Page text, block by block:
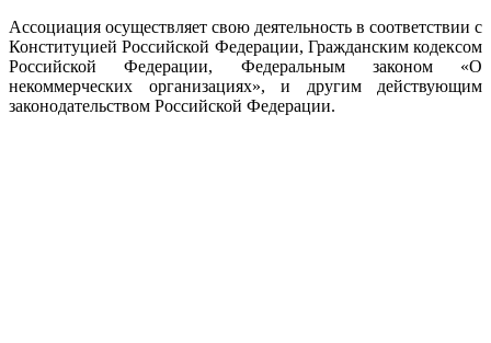
Ассоциация осуществляет свою деятельность в соответствии с
Конституцией Российской Федерации, Гражданским кодексом
Российской Федерации, Федеральным законом «О
некоммерческих организациях», и другим действующим
законодательством Российской Федерации.